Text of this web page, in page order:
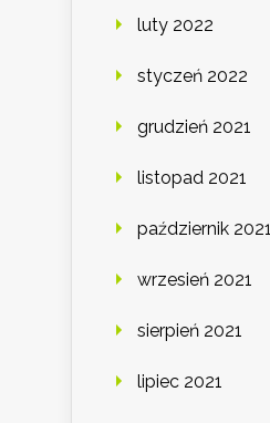
luty 2022
styczeń 2022
grudzień 2021
listopad 2021
październik 2021
wrzesień 2021
sierpień 2021
lipiec 2021